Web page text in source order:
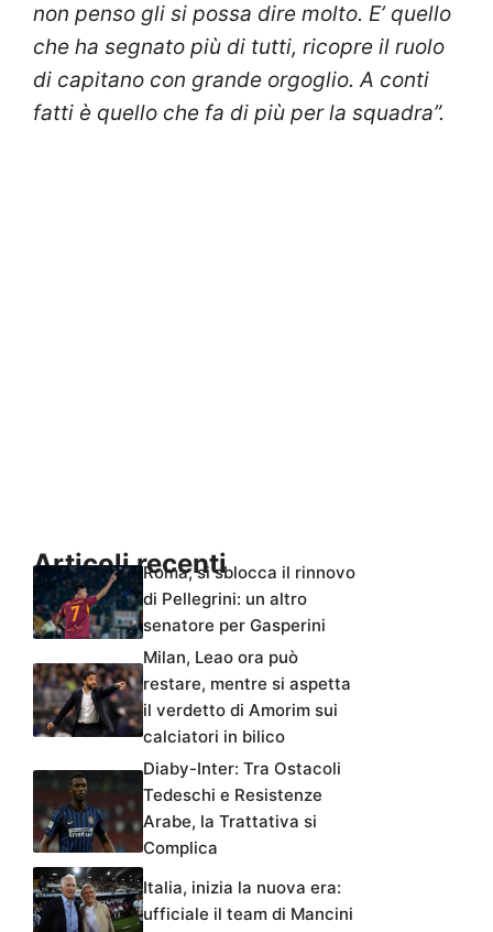
non penso gli si possa dire molto. E’ quello
che ha segnato più di tutti, ricopre il ruolo
di capitano con grande orgoglio. A conti
fatti è quello che fa di più per la squadra”.
Articoli recentiRoma, si sblocca il rinnovo
di Pellegrini: un altro
senatore per Gasperini
Milan, Leao ora può
restare, mentre si aspetta
il verdetto di Amorim sui
calciatori in bilico
Diaby-Inter: Tra Ostacoli
Tedeschi e Resistenze
Arabe, la Trattativa si
Complica
Italia, inizia la nuova era:
ufficiale il team di Mancini